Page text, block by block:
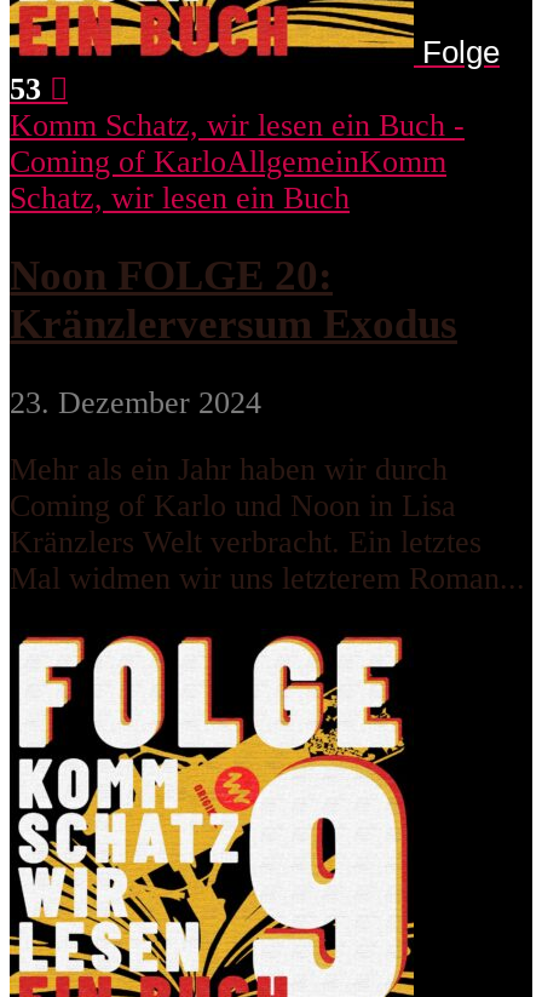
Folge
53
Komm Schatz, wir lesen ein Buch -
Coming of KarloAllgemeinKomm
Schatz, wir lesen ein Buch
Noon FOLGE 20:
Kränzlerversum Exodus
23. Dezember 2024
Mehr als ein Jahr haben wir durch
Coming of Karlo und Noon in Lisa
Kränzlers Welt verbracht. Ein letztes
Mal widmen wir uns letzterem Roman...